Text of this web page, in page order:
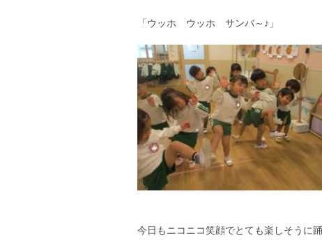
「ウッホ ウッホ サンバ～♪」
今日もニコニコ笑顔でとても楽しそうに